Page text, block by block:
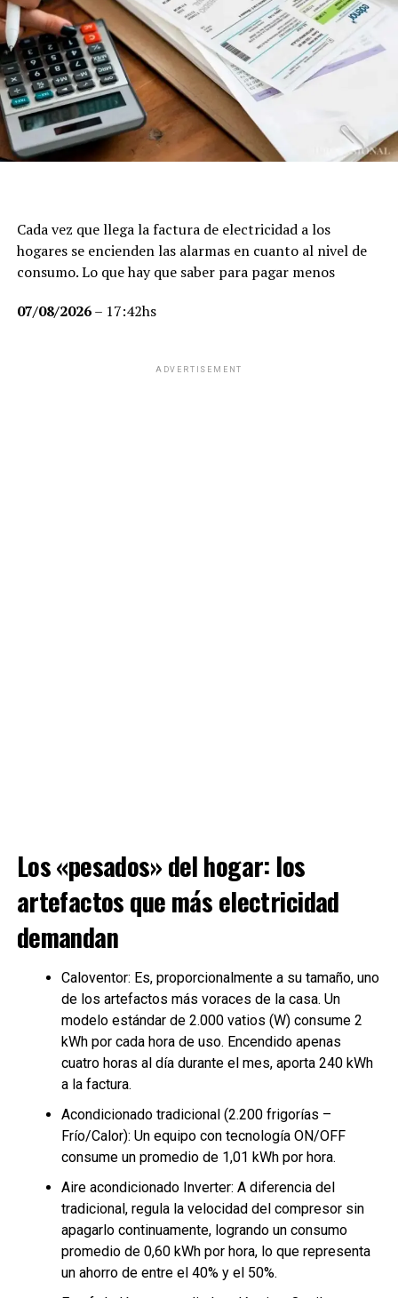
Cada vez que llega la factura de electricidad a los
hogares se encienden las alarmas en cuanto al nivel de
consumo. Lo que hay que saber para pagar menos
07/08/2026– 17:42hs
ADVERTISEMENT
Los «pesados» del hogar: los
artefactos que más electricidad
demandan
Caloventor: Es, proporcionalmente a su tamaño, uno
de los artefactos más voraces de la casa. Un
modelo estándar de 2.000 vatios (W) consume 2
kWh por cada hora de uso. Encendido apenas
cuatro horas al día durante el mes, aporta 240 kWh
a la factura.
Acondicionado tradicional (2.200 frigorías –
Frío/Calor): Un equipo con tecnología ON/OFF
consume un promedio de 1,01 kWh por hora.
Aire acondicionado Inverter: A diferencia del
tradicional, regula la velocidad del compresor sin
apagarlo continuamente, logrando un consumo
promedio de 0,60 kWh por hora, lo que representa
un ahorro de entre el 40% y el 50%.